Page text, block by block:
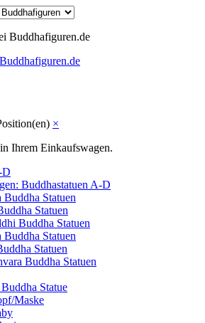
Buddhafiguren.de
×
Ihrem Einkaufswagen.
D
Buddhastatuen A-D
Statuen
Statuen
Buddha Statuen
Statuen
Statuen
Buddha Statuen
Statue
Maske